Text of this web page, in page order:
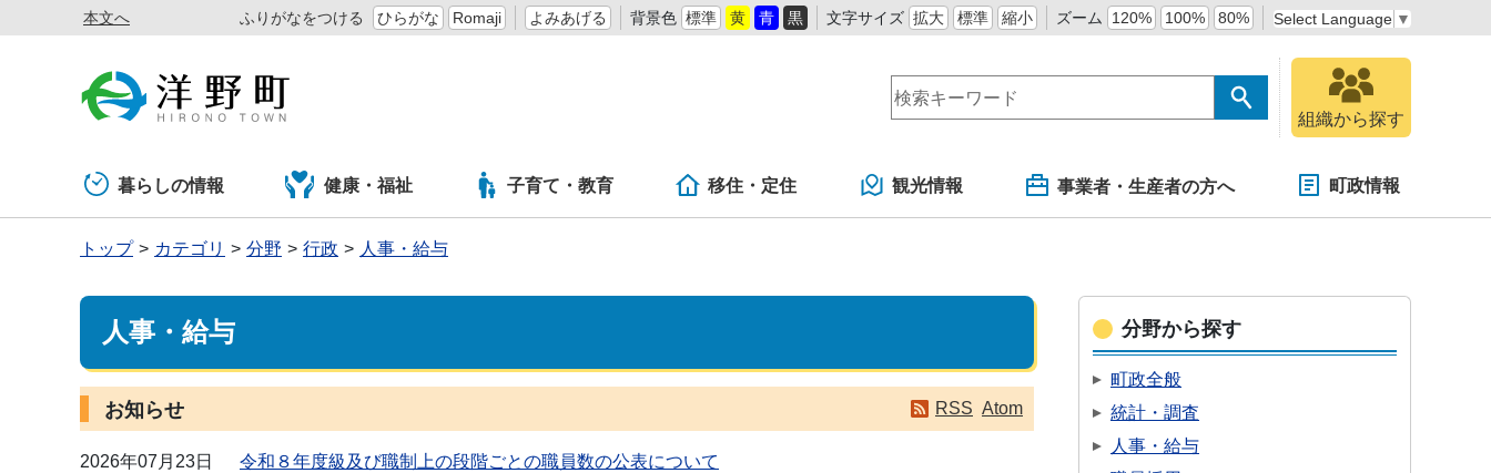
本文へ ふりがなをつける ひらがな Romaji よみあげる 背景色 標準 黄 青 黒 文字サイズ 拡大 標準 縮小 ズーム 120% 100% 80% Select Language ▼
組織から探す
暮らしの情報 健康・福祉 子育て・教育 移住・定住 観光情報 事業者・生産者の方へ 町政情報
トップ カテゴリ 分野 行政 人事・給与
人事・給与
お知らせ RSS Atom
2026年07月23日 令和８年度級及び職制上の段階ごとの職員数の公表について
分野から探す
町政全般
統計・調査
人事・給与